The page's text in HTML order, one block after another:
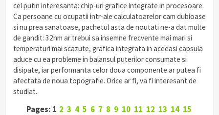
cel putin interesanta: chip-uri grafice integrate in procesoare.
Ca persoane cu ocupatii intr-ale calculatoarelor cam dubioase
si nu prea sanatoase, pachetul asta de noutati ne-a dat multe
de gandit: 32nm ar trebui sa insemne frecvente mai mari si
temperaturi mai scazute, grafica integrata in aceeasi capsula
aduce cu ea probleme in balansul puterilor consumate si
disipate, iar performanta celor doua componente ar putea fi
afectata de noua topografie. Orice ar fi, va fi interesant de
studiat.
Pages: 1 2 3 4 5 6 7 8 9 10 11 12 13 14 15